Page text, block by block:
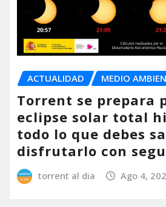
ACTUALIDAD MEDIO
Torrent se prepara
eclipse solar total
todo lo que debes
disfrutarlo con
torrent al dia Ago 4,